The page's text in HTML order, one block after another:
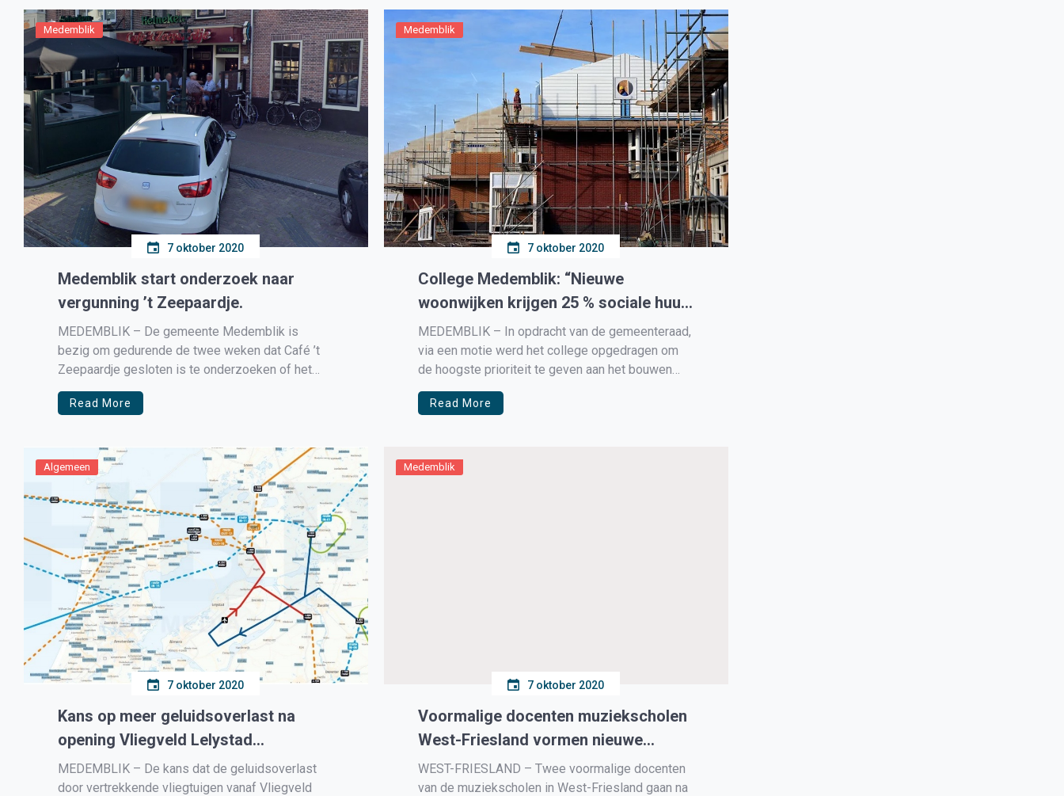
vakantieverhuur van woningen in goede banen te
leiden en uitwassen te voorkomen. Handhaven […]
Medemblik
7 oktober 2020
Medemblik start onderzoek naar
vergunning ’t Zeepaardje.
MEDEMBLIK – De gemeente Medemblik is
bezig om gedurende de twee weken dat Café ’t
Zeepaardje gesloten is te onderzoeken of het
bedrijf zich aan de geldende
vergunningsvoorschriften heeft gehouden.
controle er geen geregistreerde leidinggevende
aanwezig was, wat wel een verplichting is […]
Read More
Medemblik
7 oktober 2020
College Medemblik: “Nieuwe
woonwijken krijgen 25 % sociale huur
en 25 % sociale koop.”
MEDEMBLIK – In opdracht van de gemeenteraad,
via een motie werd het college opgedragen om
de hoogste prioriteit te geven aan het bouwen
van woningen in de goedkopere segmenten voor
jongeren en startende huishoudens, heeft het
gemeente Medemblik. In […]
Read More
Algemeen
7 oktober 2020
Kans op meer geluidsoverlast na
opening Vliegveld Lelystad
toegenomen
MEDEMBLIK – De kans dat de geluidsoverlast
door vertrekkende vliegtuigen vanaf Vliegveld
Medemblik
7 oktober 2020
Voormalige docenten muziekscholen
West-Friesland vormen nieuwe
muziekschool
WEST-FRIESLAND – Twee voormalige docenten
van de muziekscholen in West-Friesland gaan na